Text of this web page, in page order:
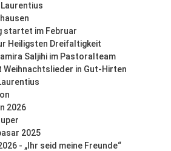
startet im Februar
Heiligsten Dreifaltigkeit
Saljihi im Pastoralteam
Weihnachtslieder in Gut-Hirten
2026
2025
- „Ihr seid meine Freunde“